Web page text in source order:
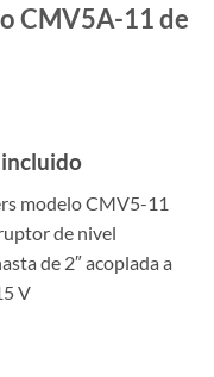
CMV5A-11 de
modelo CMV5-11
de nivel
de 2″ acoplada a
V